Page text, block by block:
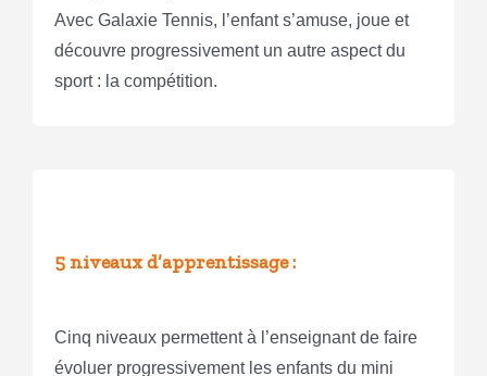
Avec Galaxie Tennis, l’enfant s’amuse, joue et
découvre progressivement un autre aspect du
sport : la compétition.
5 niveaux d’apprentissage :
Cinq niveaux permettent à l’enseignant de faire
évoluer progressivement les enfants du mini